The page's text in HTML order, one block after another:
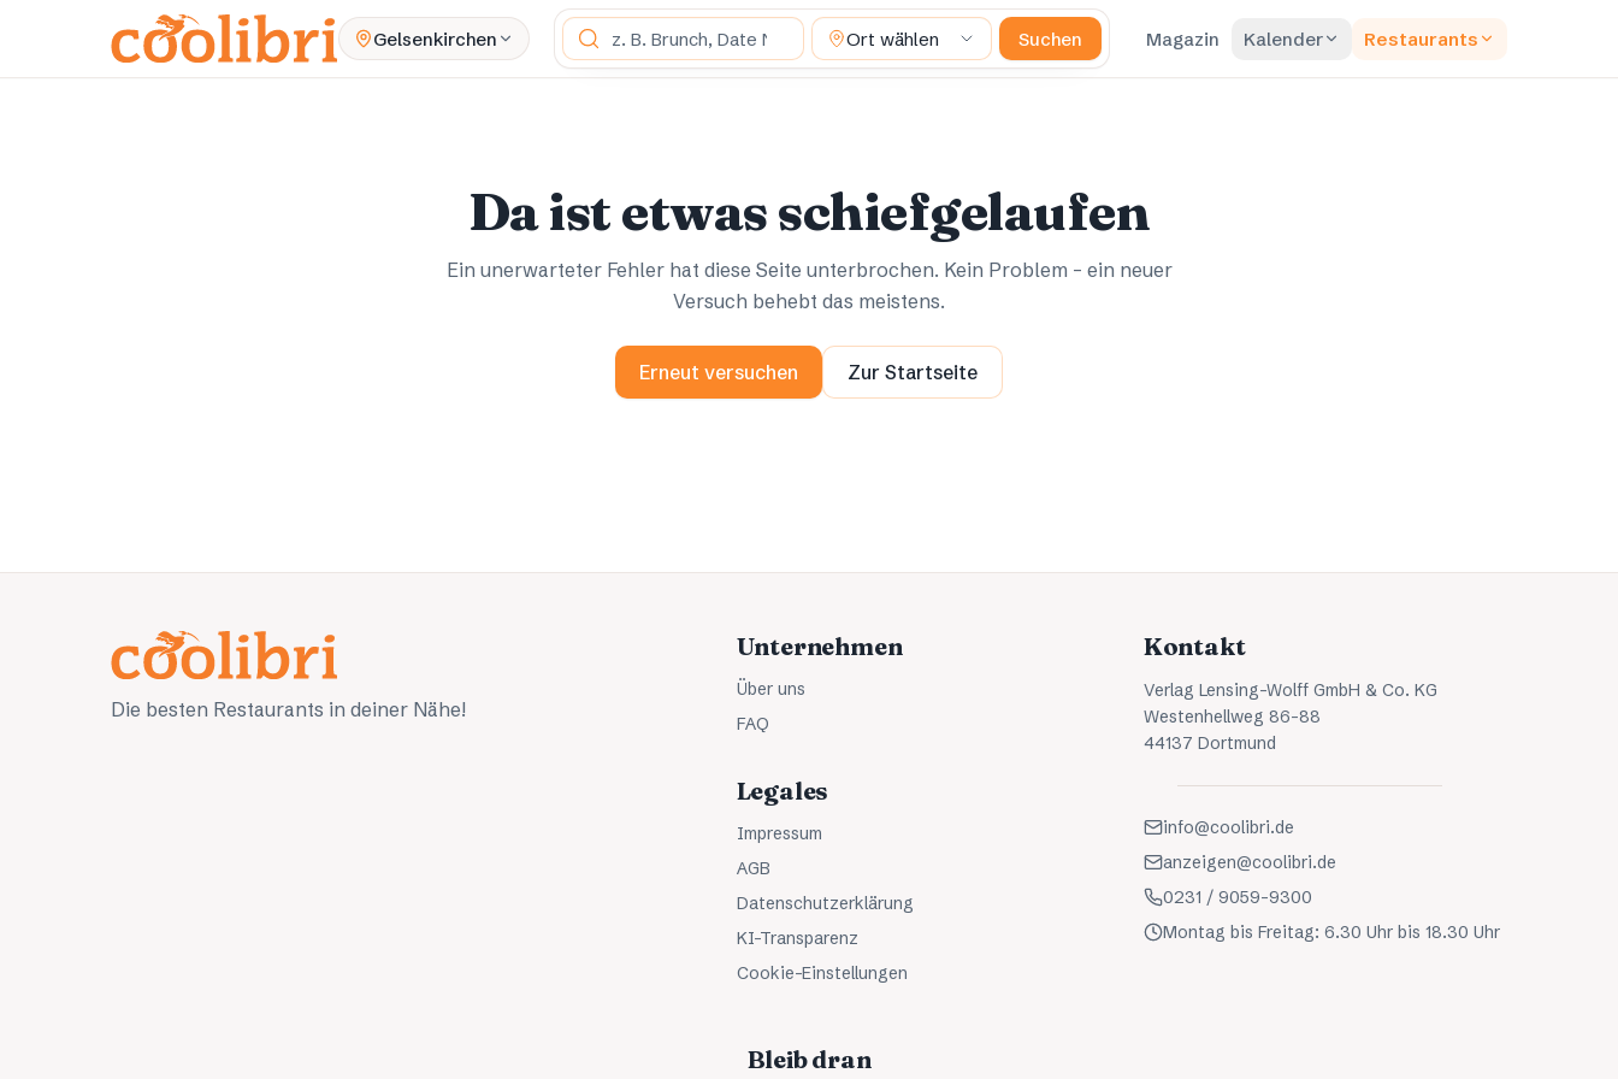
Zum Hauptinhalt springen
Gelsenkirchen Was suchst du? Ort wählen Suchen Magazin Kalender Restaurants
Da ist etwas schiefgelaufen
Ein unerwarteter Fehler hat diese Seite unterbrochen. Kein Problem – ein neuer
Versuch behebt das meistens.
Erneut versuchen Zur Startseite
Die besten Restaurants in deiner Nähe!
Unternehmen
Über uns
FAQ
Legales
Impressum
AGB
Datenschutzerklärung
KI-Transparenz
Cookie-Einstellungen
Kontakt
Verlag Lensing-Wolff GmbH & Co. KG
Westenhellweg 86-88
44137 Dortmund
info@coolibri.de
anzeigen@coolibri.de
0231 / 9059-9300
Montag bis Freitag: 6.30 Uhr bis 18.30 Uhr
Bleib dran